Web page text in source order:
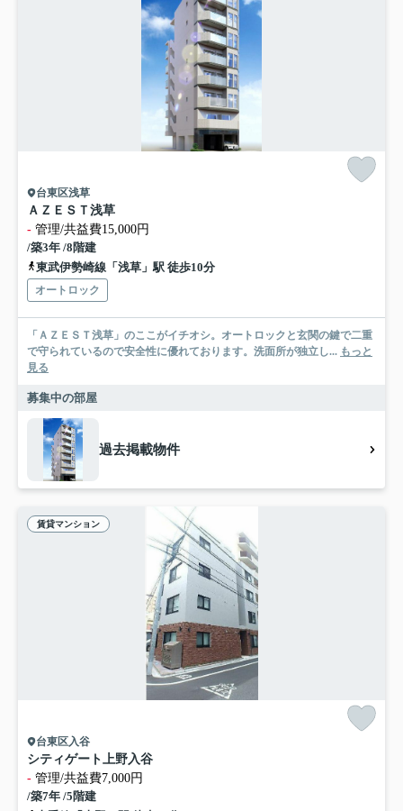
台東区浅草
ＡＺＥＳＴ浅草
- 管理/共益費15,000円
/築3年 /8階建
東武伊勢崎線「浅草」駅 徒歩10分
オートロック
「ＡＺＥＳＴ浅草」のここがイチオシ。オートロックと玄関の鍵で二重
で守られているので安全性に優れております。洗面所が独立し... もっと
見る
募集中の部屋
過去掲載物件
賃貸マンション
台東区入谷
シティゲート上野入谷
- 管理/共益費7,000円
/築7年 /5階建